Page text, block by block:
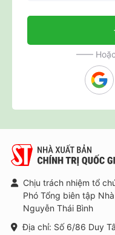
——
Chịu trách nhiệm tổ
Phó Tổng biên tập
Nguyễn Thái Bình
Địa chỉ: Số 6/86 Duy